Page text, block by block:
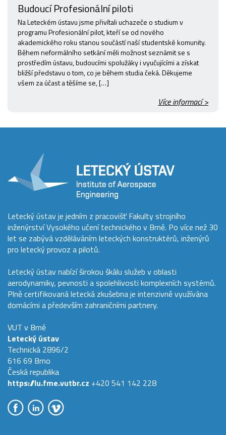
Budoucí Profesionální piloti
Na Leteckém ústavu jsme přivítali uchazeče o studium v
programu Profesionální pilot, kteří se od nového
akademického roku stanou součástí naší studentské komunity.
Během neformálního setkání měli možnost seznámit se s
prostředím ústavu, budoucími spolužáky i vyučujícími a získat
bližší představu o tom, co je během studia čeká. Děkujeme
všem za účast a těšíme se, […]
Více informací >
Letecký ústav je jedním z pracovišť Fakulty strojního
inženýrství Vysokého učení technického v Brně. Po více než 30
let se zabývá vzděláváním leteckých konstruktérů, inženýrů
pro letecký provoz a pilotů.
Letecký ústav nabízí širokou škálu služeb v oblasti
aerodynamiky, pevnosti a spolehlivosti komplexních systémů.
Plně certifikovaná letecká zkušebna je intenzivně využívána
domácími a především zahraničními partnery.
VUT v Brně
Letecký ústav
Technická 2896/2
616 69 Brno
Česká republika
https://lu.fme.vutbr.cz +420 541 142 228